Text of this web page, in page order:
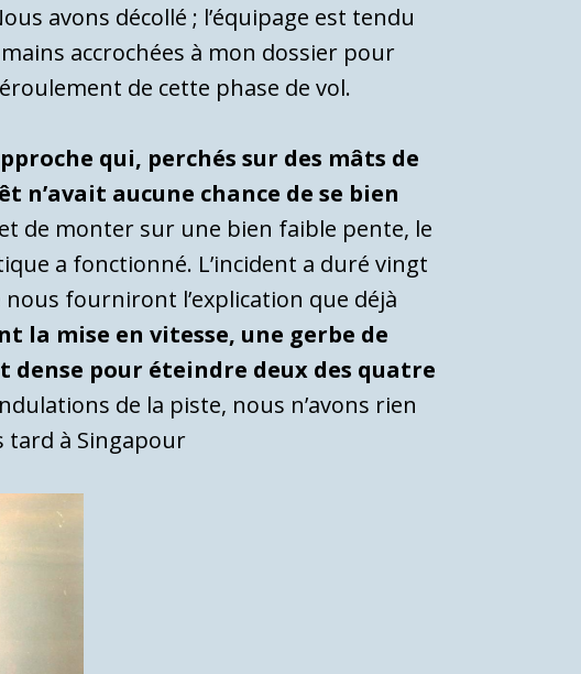
avons décollé ; l’équipage est tendu
accrochées à mon dossier pour
de cette phase de vol.
qui, perchés sur des mâts de
n’avait aucune chance de se bien
de monter sur une bien faible pente, le
a fonctionné. L’incident a duré vingt
fourniront l’explication que déjà
la mise en vitesse, une gerbe de
dense pour éteindre deux des quatre
de la piste, nous n’avons rien
tard à Singapour